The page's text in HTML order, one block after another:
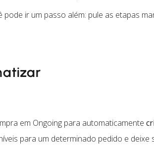
ir um passo além: pule as etapas
em Ongoing para automaticamente
para um determinado pedido e